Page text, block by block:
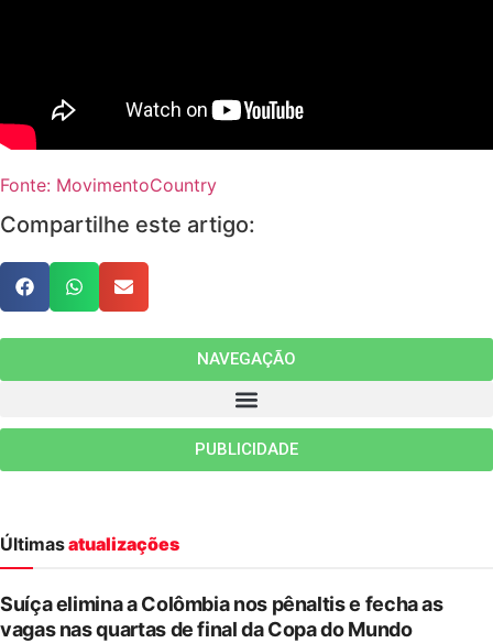
Fonte: MovimentoCountry
Compartilhe este artigo:
NAVEGAÇÃO
PUBLICIDADE
Últimasatualizações
Suíça elimina a Colômbia nos pênaltis e fecha as
vagas nas quartas de final da Copa do Mundo